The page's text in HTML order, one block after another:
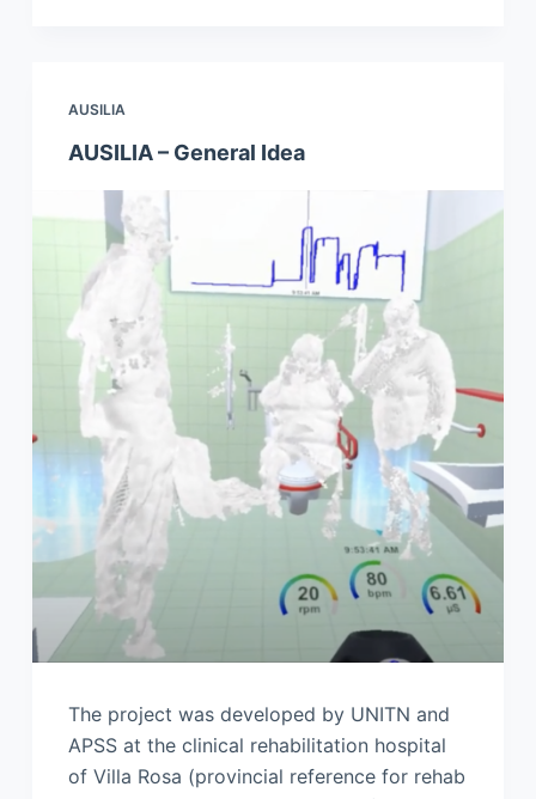
AUSILIA
AUSILIA – General Idea
The project was developed by UNITN and
APSS at the clinical rehabilitation hospital
of Villa Rosa (provincial reference for rehab